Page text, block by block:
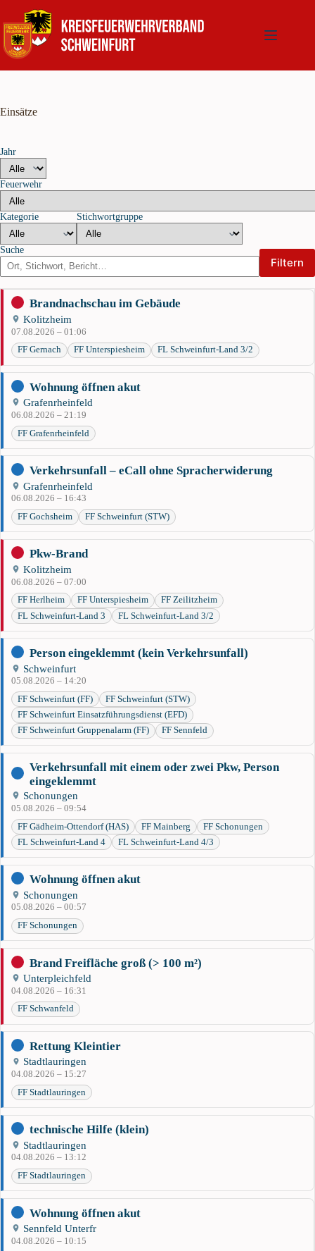
Inhalt
springen
Einsätze
Jahr
Feuerwehr
Kategorie Stichwortgruppe
Suche
Filtern
07.08.2026 – 01:06
Kolitzheim
Brandnachschau im Gebäude
FF Gernach FF Unterspiesheim FL Schweinfurt-Land 3/2
06.08.2026 – 21:19
Grafenrheinfeld
Wohnung öffnen akut
FF Grafenrheinfeld
06.08.2026 – 16:43
Grafenrheinfeld
Verkehrsunfall – eCall ohne Spracherwiderung
FF Gochsheim FF Schweinfurt (STW)
06.08.2026 – 07:00
Kolitzheim
Pkw-Brand
FF Herlheim FF Unterspiesheim
FF Zeilitzheim
FL Schweinfurt-Land 3
FL Schweinfurt-Land 3/2
05.08.2026 – 14:20
Schweinfurt
Person eingeklemmt (kein Verkehrsunfall)
FF Schweinfurt (FF)
FF Schweinfurt (STW)
FF Schweinfurt Einsatzführungsdienst (EFD)
FF Schweinfurt Gruppenalarm (FF)
FF Sennfeld
05.08.2026 – 09:54
Schonungen
Verkehrsunfall mit einem oder zwei Pkw, Person
eingeklemmt
FF Gädheim-Ottendorf (HAS) FF Mainberg
FF Schonungen
FL Schweinfurt-Land 4
FL Schweinfurt-Land 4/3
05.08.2026 – 00:57
Schonungen
Wohnung öffnen akut
FF Schonungen
04.08.2026 – 16:31
Unterpleichfeld
Brand Freifläche groß (> 100 m²)
FF Schwanfeld
04.08.2026 – 15:27
Stadtlauringen
Rettung Kleintier
FF Stadtlauringen
04.08.2026 – 13:12
Stadtlauringen
technische Hilfe (klein)
FF Stadtlauringen
04.08.2026 – 10:15
Sennfeld Unterfr
Wohnung öffnen akut